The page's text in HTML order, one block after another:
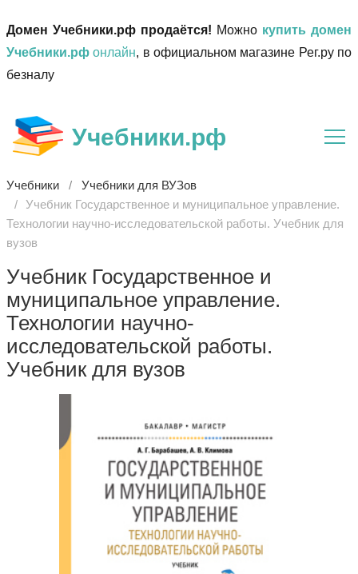
Домен Учебники.рф продаётся! Можно купить домен
Учебники.рф онлайн, в официальном магазине Рег.ру по
безналу
Учебники.рф
Учебники
Учебники для ВУЗов
Учебник Государственное и муниципальное управление.
Технологии научно-исследовательской работы. Учебник для
вузов
Учебник Государственное и
муниципальное управление.
Технологии научно-
исследовательской работы.
Учебник для вузов